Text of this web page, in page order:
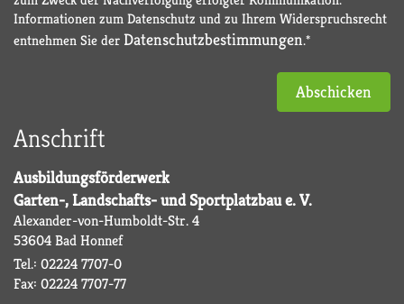
Informationen zum Datenschutz und zu Ihrem Widerspruchsrecht
entnehmen Sie der Datenschutzbestimmungen.*
Abschicken
Anschrift
Ausbildungsförderwerk
Garten-, Landschafts- und Sportplatzbau e. V.
Alexander-von-Humboldt-Str. 4
53604 Bad Honnef
Tel.: 02224 7707-0
Fax: 02224 7707-77